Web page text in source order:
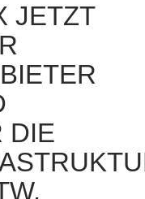
JETZT
V
T
L